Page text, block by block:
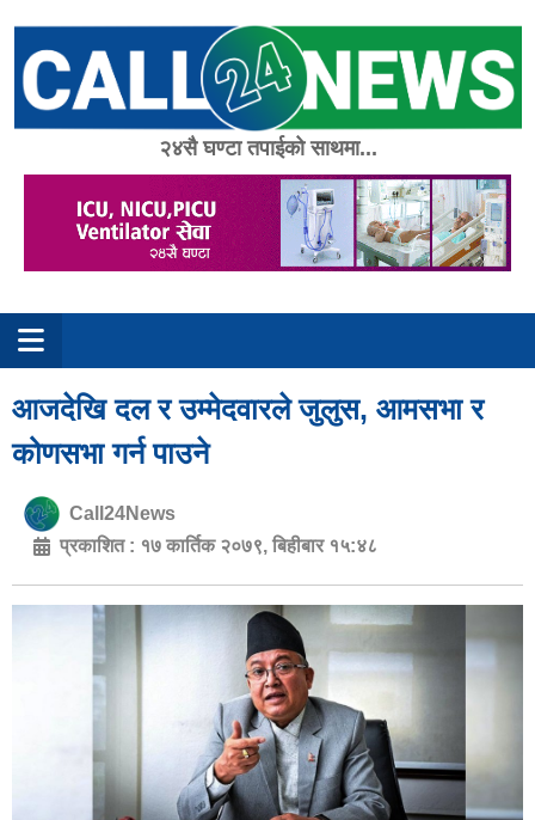
content
२४सै घण्टा तपाईको साथमा...
आजदेखि दल र उम्मेदवारले जुलुस, आमसभा र
कोणसभा गर्न पाउने
Call24News
प्रकाशित : १७ कार्तिक २०७९, बिहीबार १५:४८